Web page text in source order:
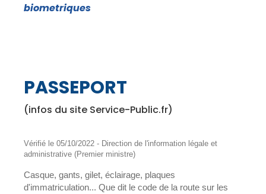
biometriques
PASSEPORT
(infos du site Service-Public.fr)
Vérifié le 05/10/2022 - Direction de l'information légale et
administrative (Premier ministre)
Casque, gants, gilet, éclairage, plaques
d'immatriculation... Que dit le code de la route sur les